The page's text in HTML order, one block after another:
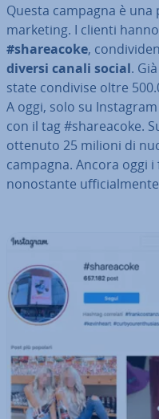
Questa campagna è
marketing. I clienti
#share­a­co­ke,
diversi canali social.
state condivise oltre
A oggi, solo su
con il tag #share­a­co­ke.
ottenuto 25 milioni di
campagna. Ancora oggi
no­no­stan­te